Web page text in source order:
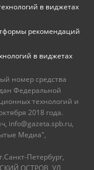
в виджетах
рекомендаций
в виджетах
номер средства
Федеральной
технологий и
2018 года.
info@gazeta.spb.ru,
Медиа",
Петербург,
ОСТРОВ, УЛ